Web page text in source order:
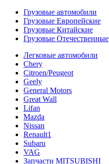
Грузовые автомобили
Грузовые Европейские
Грузовые Китайские
Грузовые Отечественные
Легковые автомобили
Chery
Citroen/Peugeot
Geely
General Motors
Great Wall
Lifan
Mazda
Nissan
Renault1
Subaru
VAG
Запчасти MITSUBISHI